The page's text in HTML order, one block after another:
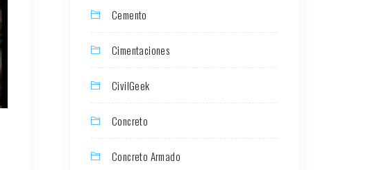
Cemento
Cimentaciones
CivilGeek
Concreto
Concreto Armado